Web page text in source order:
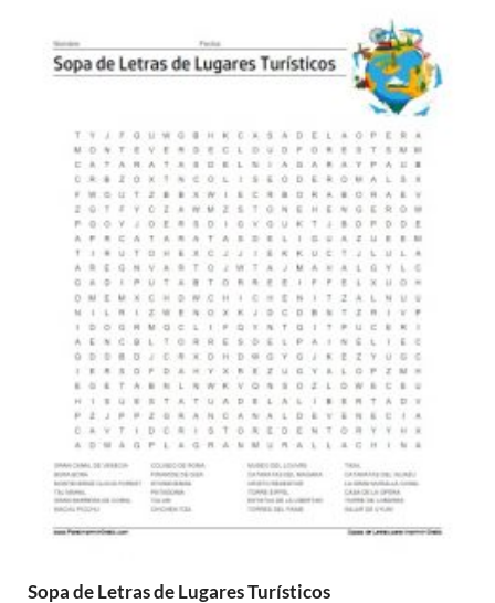
Sopa de Letras de Lugares Turísticos